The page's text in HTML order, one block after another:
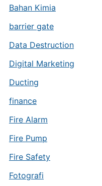
Bahan Kimia
barrier gate
Data Destruction
Digital Marketing
Ducting
finance
Fire Alarm
Fire Pump
Fire Safety
Fotografi